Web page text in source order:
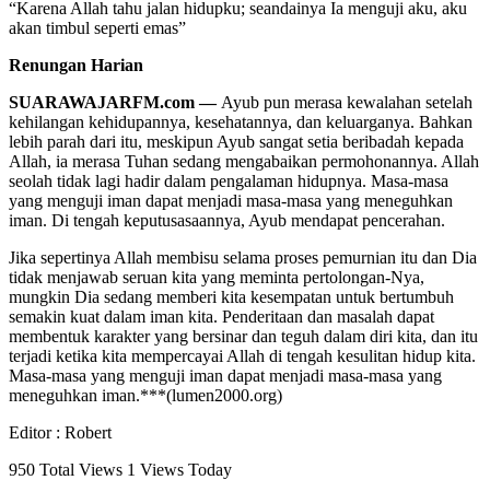
“Karena Allah tahu jalan hidupku; seandainya Ia menguji aku, aku
akan timbul seperti emas”
Renungan Harian
SUARAWAJARFM.com — Ayub pun merasa kewalahan setelah
kehilangan kehidupannya, kesehatannya, dan keluarganya. Bahkan
lebih parah dari itu, meskipun Ayub sangat setia beribadah kepada
Allah, ia merasa Tuhan sedang mengabaikan permohonannya. Allah
seolah tidak lagi hadir dalam pengalaman hidupnya. Masa-masa
yang menguji iman dapat menjadi masa-masa yang meneguhkan
iman. Di tengah keputusasaannya, Ayub mendapat pencerahan.
Jika sepertinya Allah membisu selama proses pemurnian itu dan Dia
tidak menjawab seruan kita yang meminta pertolongan-Nya,
mungkin Dia sedang memberi kita kesempatan untuk bertumbuh
semakin kuat dalam iman kita. Penderitaan dan masalah dapat
membentuk karakter yang bersinar dan teguh dalam diri kita, dan itu
terjadi ketika kita mempercayai Allah di tengah kesulitan hidup kita.
Masa-masa yang menguji iman dapat menjadi masa-masa yang
meneguhkan iman.***(lumen2000.org)
Editor : Robert
950 Total Views 1 Views Today